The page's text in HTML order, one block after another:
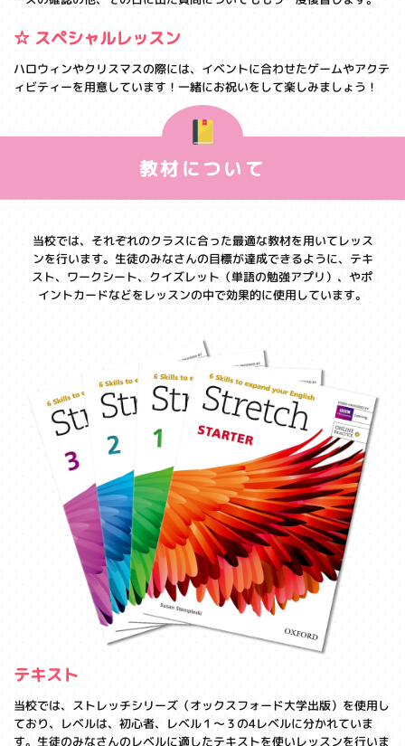
☆ スペシャルレッスン
ハロウィンやクリスマスの際には、イベントに合わせたゲームやアクテ
ィビティーを用意しています！一緒にお祝いをして楽しみましょう！
教材について
当校では、それぞれのクラスに合った最適な教材を用いてレッス
ンを行います。生徒のみなさんの目標が達成できるように、テキ
スト、ワークシート、クイズレット（単語の勉強アプリ）、やポ
イントカードなどをレッスンの中で効果的に使用しています。
テキスト
当校では、ストレッチシリーズ（オックスフォード大学出版）を使用し
ており、レベルは、初心者、レベル１～３の4レベルに分かれていま
す。生徒のみなさんのレベルに適したテキストを使いレッスンを行いま